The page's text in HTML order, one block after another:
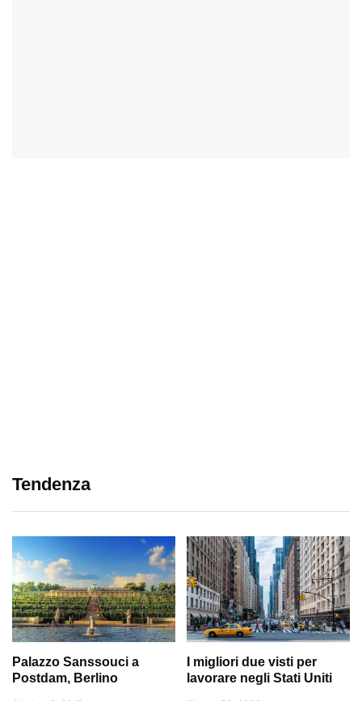
Tendenza
Palazzo Sanssouci a
Postdam, Berlino
I migliori due visti per
lavorare negli Stati Uniti